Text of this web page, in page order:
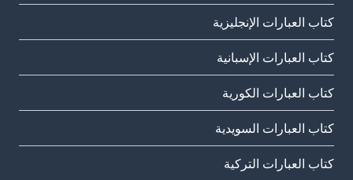
كتاب العبارات الإنجليزية
كتاب العبارات الإسبانية
كتاب العبارات الكورية
كتاب العبارات السويدية
كتاب العبارات التركية